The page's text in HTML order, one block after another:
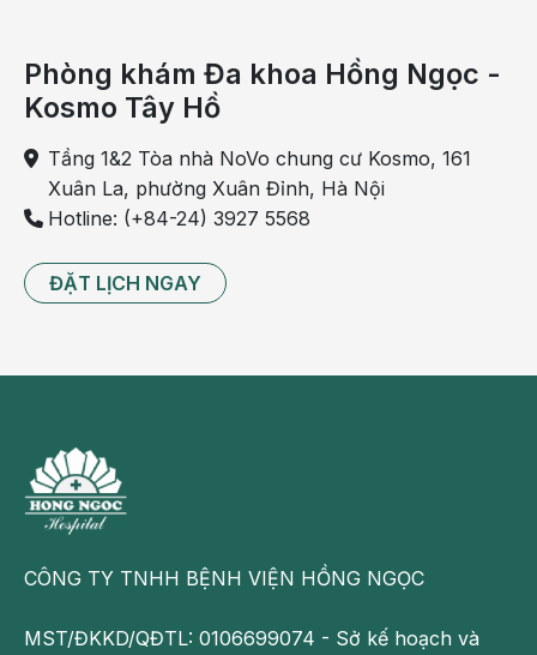
giúp người bệnh có cơ hội tiếp cận nhãn khoa
chuyên sâu ngay trong nước, giảm đáng kể thời gian
và chi phí ra nước ngoài điều trị. Đó không đơn
thuần là một thỏa thuận hợp tác chuyên môn, mà là
bước tiến quan trọng đưa những kinh nghiệm và
thành tựu hàng đầu của nhãn khoa thế giới đến gần
Phòng khám Đa khoa Hồng Ngọc -
Kosmo Tây Hồ
Tầng 1&2 Tòa nhà NoVo chung cư Kosmo, 161
Xuân La, phường Xuân Đỉnh, Hà Nội
Hotline: (+84-24) 3927 5568
ĐẶT LỊCH NGAY
CÔNG TY TNHH BỆNH VIỆN HỒNG NGỌC
MST/ĐKKD/QĐTL: 0106699074 - Sở kế hoạch và